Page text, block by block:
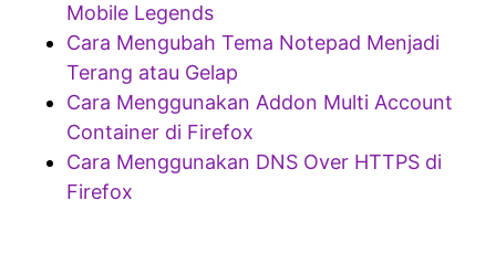
Mobile Legends
Cara Mengubah Tema Notepad Menjadi
Terang atau Gelap
Cara Menggunakan Addon Multi Account
Container di Firefox
Cara Menggunakan DNS Over HTTPS di
Firefox